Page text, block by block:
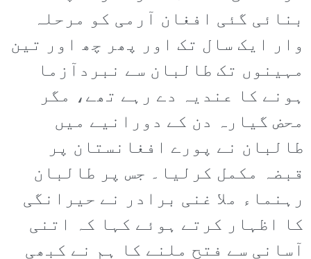
بنائی گئی افغان آرمی کو مرحلہ
وار ایک سال تک اور پھر چھ اور تین
مہینوں تک طالبان سے نبردآزما
ہونے کا عندیہ دے رہے تھے، مگر
محض گیارہ دن کے دورانیے میں
طالبان نے پورے افغانستان پر
قبضہ مکمل کرلیا۔ جس پر طالبان
رہنماء ملا غنی برادر نے حیرانگی
کا اظہار کرتے ہوئے کہا کہ اتنی
آسانی سے فتح ملنے کا ہم نے کبھی